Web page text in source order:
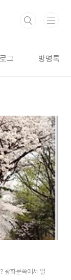
그 방명록
광화문쪽에서 일